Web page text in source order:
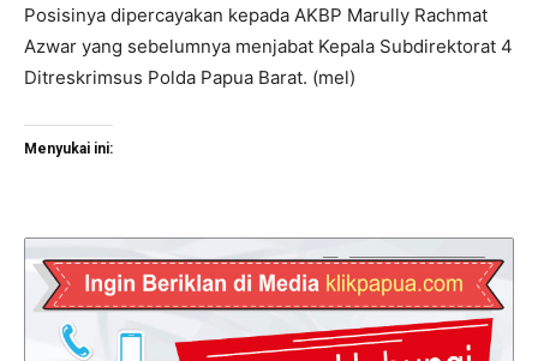
Posisinya dipercayakan kepada AKBP Marully Rachmat
Azwar yang sebelumnya menjabat Kepala Subdirektorat 4
Ditreskrimsus Polda Papua Barat. (mel)
Menyukai ini: